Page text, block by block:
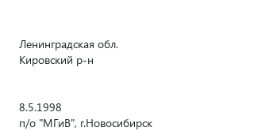
Ленинградская обл.
Кировский р-н
8.5.1998
п/о "МГиВ", г.Новосибирск